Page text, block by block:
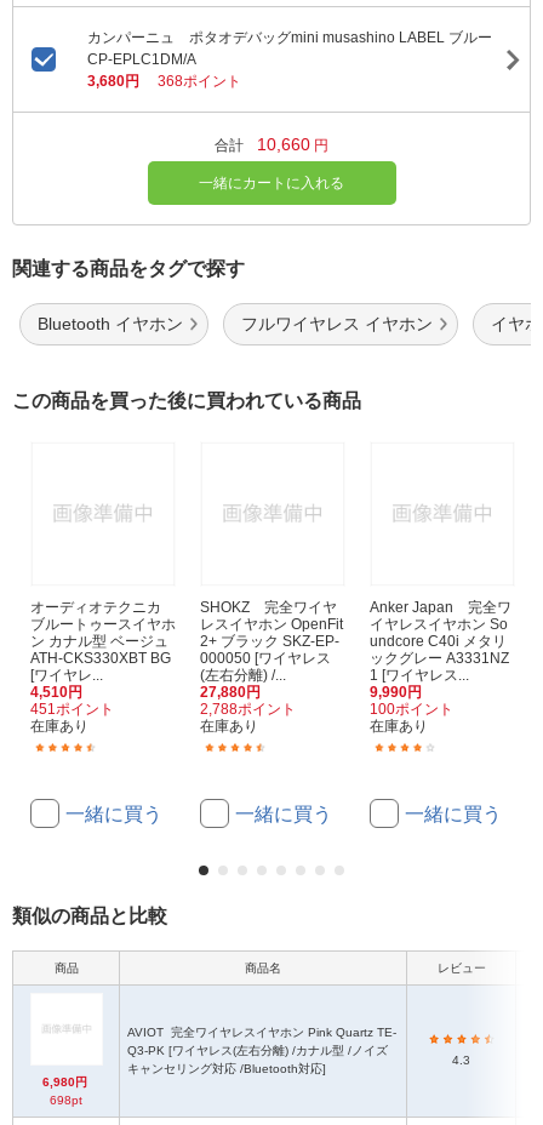
カンパーニュ ポタオデバッグmini musashino LABEL ブルー
CP-EPLC1DM/A
3,680円
368ポイント
合計 10,660 円
一緒にカートに入れる
関連する商品をタグで探す
Bluetooth イヤホン フルワイヤレス イヤホン イヤ
この商品を買った後に買われている商品
オーディオテクニカ
ブルートゥースイヤホ
ン カナル型 ベージュ
ATH-CKS330XBT BG
[ワイヤレ...
4,510円
451ポイント
在庫あり
一緒に買う
SHOKZ 完全ワイヤ
レスイヤホン OpenFit
2+ ブラック SKZ-EP-
000050 [ワイヤレス
(左右分離) /...
27,880円
2,788ポイント
在庫あり
一緒に買う
Anker Japan 完全ワ
イヤレスイヤホン So
undcore C40i メタリ
ックグレー A3331NZ
1 [ワイヤレス...
9,990円
100ポイント
在庫あり
一緒に買う
類似の商品と比較
商品 商品名 レビュー
6,980円
698pt
AVIOT
Q3-PK [ワイヤレス(左右分離) /カナル型 /ノイズ
キャンセリング対応 /Bluetooth対応]
4.3